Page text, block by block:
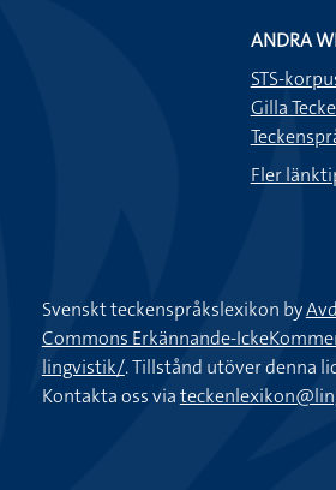
ANDRA
STS-
Gilla
Fler
Svenskt teckenspråkslexikon by
Commons Erkännande-
lingvistik/. Tillstånd utöver denna
Kontakta oss via